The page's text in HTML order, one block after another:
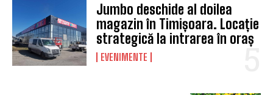
Jumbo deschide al doilea
magazin în Timișoara. Locație
strategică la intrarea în oraș
EVENIMENTE